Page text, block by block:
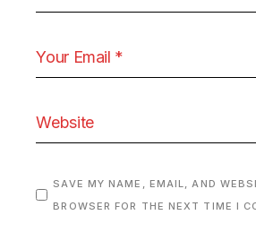
SAVE MY NAME, EMAIL, AND
BROWSER FOR THE NEXT TIME I